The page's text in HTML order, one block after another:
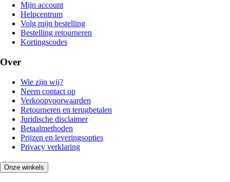
Mijn account
Helpcentrum
Volg mijn bestelling
Bestelling retourneren
Kortingscodes
Over
Wie zijn wij?
Neem contact op
Verkoopvoorwaarden
Retourneren en terugbetalen
Juridische disclaimer
Betaalmethoden
Prijzen en leveringsopties
Privacy verklaring
Onze winkels